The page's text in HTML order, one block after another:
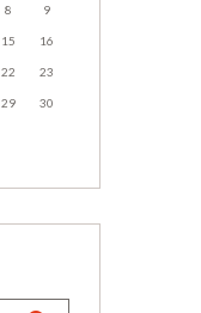
8 9
15 16
22 23
29 30